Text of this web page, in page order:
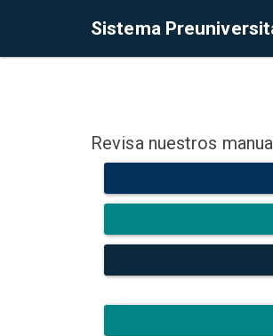
Sistema
Revisa nuestros